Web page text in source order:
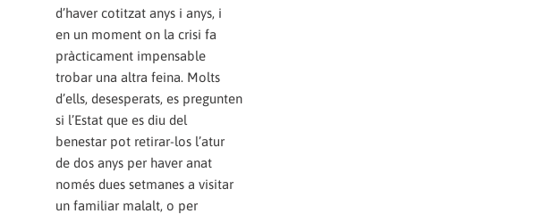
d’haver cotitzat anys i anys, i
en un moment on la crisi fa
pràcticament impensable
trobar una altra feina. Molts
d’ells, desesperats, es pregunten
si l’Estat que es diu del
benestar pot retirar-los l’atur
de dos anys per haver anat
només dues setmanes a visitar
un familiar malalt, o per